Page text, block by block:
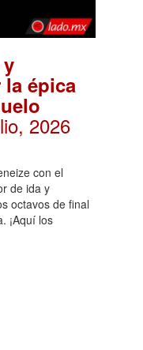
la épica
2026
con el
de ida y
octavos de final
¡Aquí los